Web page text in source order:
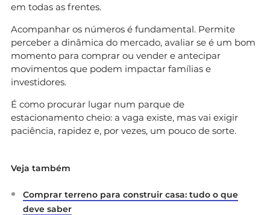
em todas as frentes.
Acompanhar os números é fundamental. Permite
perceber a dinâmica do mercado, avaliar se é um bom
momento para comprar ou vender e antecipar
movimentos que podem impactar famílias e
investidores.
É como procurar lugar num parque de
estacionamento cheio: a vaga existe, mas vai exigir
paciência, rapidez e, por vezes, um pouco de sorte.
Veja também
Comprar terreno para construir casa: tudo o que
deve saber